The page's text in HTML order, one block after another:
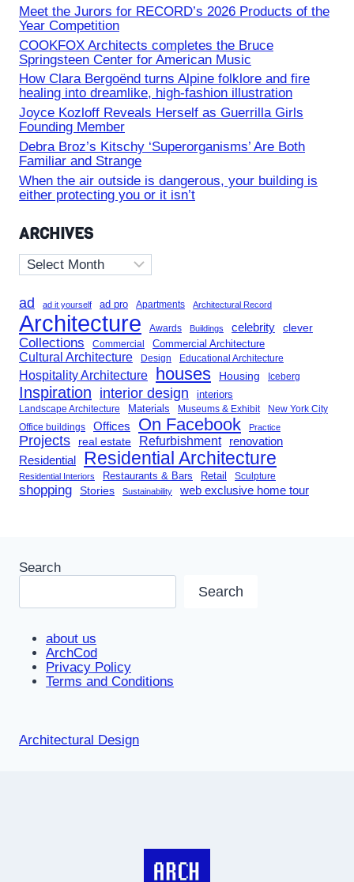
Meet the Jurors for RECORD’s 2026 Products of the
Year Competition
COOKFOX Architects completes the Bruce
Springsteen Center for American Music
How Clara Bergoënd turns Alpine folklore and fire
healing into dreamlike, high-fashion illustration
Joyce Kozloff Reveals Herself as Guerrilla Girls
Founding Member
Debra Broz’s Kitschy ‘Superorganisms’ Are Both
Familiar and Strange
When the air outside is dangerous, your building is
either protecting you or it isn’t
ARCHIVES
Archives
ad ad it yourself ad pro Apartments Architectural Record
Architecture Awards Buildings celebrity clever
Collections Commercial Commercial Architecture
Cultural Architecture Design Educational Architecture
Hospitality Architecture houses Housing Iceberg
Inspiration interior design interiors
Landscape Architecture Materials Museums & Exhibit New York City
Office buildings Offices On Facebook Practice
Projects real estate Refurbishment renovation
Residential Residential Architecture
Residential Interiors Restaurants & Bars Retail Sculpture
shopping Stories Sustainability web exclusive home tour
Search
Search
about us
ArchCod
Privacy Policy
Terms and Conditions
Architectural Design